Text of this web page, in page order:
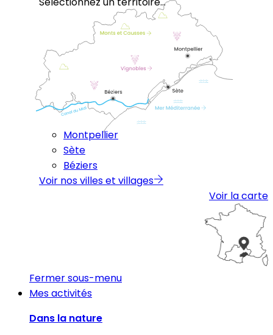
Montpellier
Sète
Béziers
Voir nos villes et villages
Voir la carte
Fermer sous-menu
Mes activités
Dans la nature